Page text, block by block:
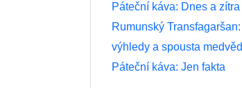
Páteční káva: Dnes a zítra
Rumunský
výhledy a spousta
Páteční káva: Jen fakta